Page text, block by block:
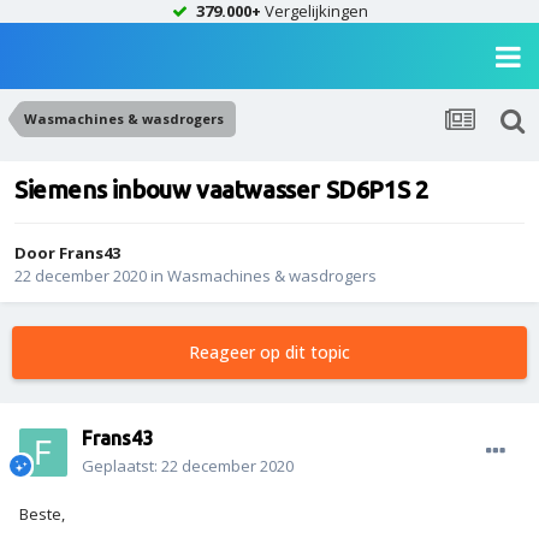
379.000+ Vergelijkingen
Wasmachines & wasdrogers
Siemens inbouw vaatwasser SD6P1S 2
Door Frans43
22 december 2020 in Wasmachines & wasdrogers
Reageer op dit topic
Frans43
Geplaatst: 22 december 2020
Beste,